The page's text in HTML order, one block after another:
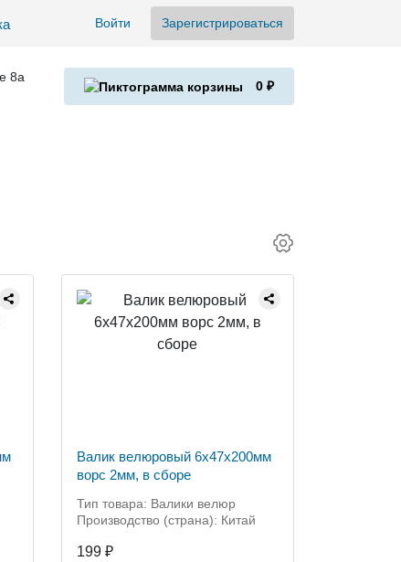
Войти Зарегистрироваться
8а
0 ₽
Валик велюровый 6x47x200мм
ворс 2мм, в сборе
Тип товара: Валики велюр
Производство (страна): Китай
199 ₽